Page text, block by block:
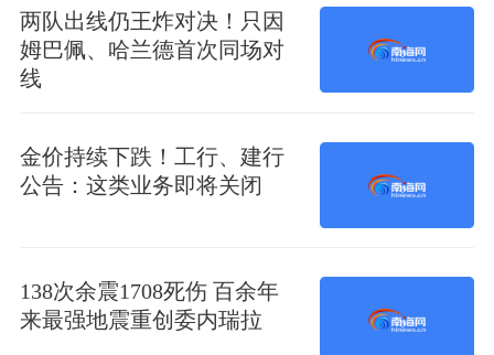
两队出线仍王炸对决！只因
姆巴佩、哈兰德首次同场对
线
金价持续下跌！工行、建行
公告：这类业务即将关闭
138次余震1708死伤 百余年
来最强地震重创委内瑞拉